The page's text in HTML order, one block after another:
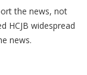
the news, not
HCJB widespread
news.